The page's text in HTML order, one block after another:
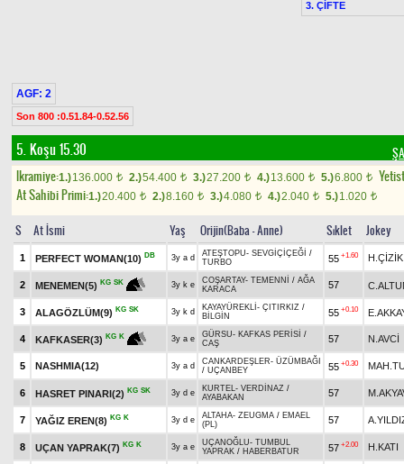
3. ÇİFTE
AGF: 2
Son 800 :0.51.84-0.52.56
5. Koşu 15.30
Ikramiye:1.)136.000 t 2.)54.400 t 3.)27.200 t 4.)13.600 t 5.)6.800 t
At Sahibi Primi:1.)20.400 t 2.)8.160 t 3.)4.080 t 4.)2.040 t 5.)1.020 t
S At İsmi Yaş Orijin(Baba - Anne) Sıklet Jokey
1 PERFECT WOMAN(10) DB 3y a d ATEŞTOPU- SEVGİÇİÇEĞİ /
TURBO
55 +1.60 H.ÇİZİK
2 MENEMEN(5) KG SK 3y k e COŞARTAY- TEMENNİ / AĞA
KARACA
57
3 ALAGÖZLÜM(9) KG SK 3y k d KAYAYÜREKLİ - ÇITIRKIZ /
BİLGİN
55 +0.10
4 KAFKASER(3) KG K 3y a e GÜRSU- KAFKAS PERİSİ /
CAŞ
57 N.AVCİ
5 NASHMIA(12) 3y a d CANKARDEŞLER- ÜZÜMBAĞI
/ UÇANBEY 55 +0.30
6 HASRET PINARI(2) KG SK 3y d e KURTEL- VERDİNAZ /
AYABAKAN
57
7 YAĞIZ EREN(8) KG K 3y d e ALTAHA- ZEUGMA / EMAEL
(PL)
57
8 UÇAN YAPRAK(7) KG K 3y a e UÇANOĞLU- TUMBUL
YAPRAK / HABERBATUR 57 +2.00 H.KATI